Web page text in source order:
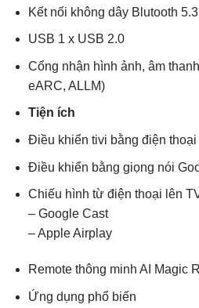
Kết nối không dây Blutooth 5.3
USB 1 x USB 2.0
Cổng nhận hình ảnh, âm
eARC, ALLM)
Tiện ích
Điều khiển tivi bằng điện
Điều khiển bằng giọng nói
Chiếu hình từ điện thoại lên
– Google Cast
– Apple Airplay
Remote thông minh AI Magic
Ứng dụng phổ biến